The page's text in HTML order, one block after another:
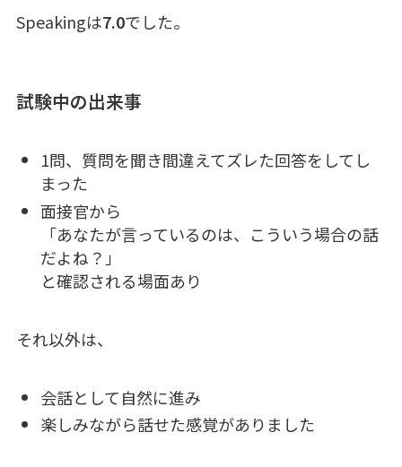
Speakingは7.0でした。
試験中の出来事
1問、質問を聞き間違えてズレた回答をしてし
まった
面接官から
「あなたが言っているのは、こういう場合の話
だよね？」
と確認される場面あり
それ以外は、
会話として自然に進み
楽しみながら話せた感覚がありました